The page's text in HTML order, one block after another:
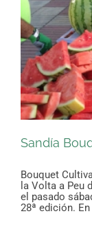
Sandía
Bouquet
la Volta a Peu
el pasado
28ª edición.